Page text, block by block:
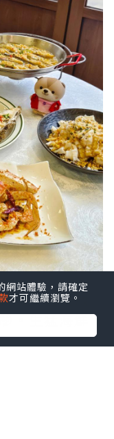
交平台洗版
。生猛海鮮
站體驗，請確定
才可繼續瀏覽。